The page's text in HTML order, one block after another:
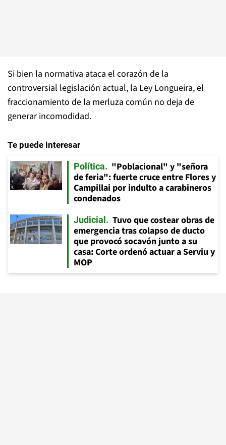
Si bien la normativa ataca el corazón de la
controversial legislación actual, la Ley Longueira, el
fraccionamiento de la merluza común no deja de
generar incomodidad.
Te puede interesar
Política
"Poblacional" y "señora
de feria": fuerte cruce entre Flores y
Campillai por indulto a carabineros
condenados
Judicial
Tuvo que costear obras de
emergencia tras colapso de ducto
que provocó socavón junto a su
casa: Corte ordenó actuar a Serviu y
MOP